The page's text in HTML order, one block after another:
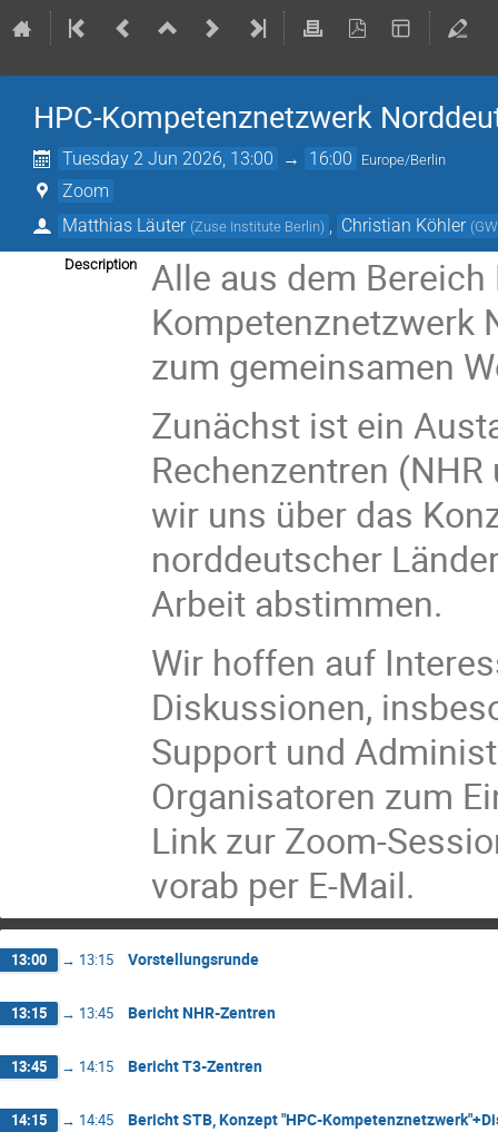
HPC-Kompetenznetzwerk
Tuesday 2 Jun 2026, 13:00 → 16:00 Europe/Berlin
Zoom
Matthias Läuter (Zuse Institute Berlin) Christian Köhler (
Description
Alle aus dem
Kompetenznetzwerk
zum gemeinsamen
Zunächst ist ein
Rechenzentren
wir uns über das
norddeutscher
Arbeit abstimmen.
Wir hoffen auf
Diskussionen,
Support und
Organisatoren zum
Link zur Zoom-
vorab per E-Mail.
13:00 → 13:15 Vorstellungsrunde
13:15 → 13:45 Bericht NHR-Zentren
13:45 → 14:15 Bericht T3-Zentren
14:15 → 14:45 Bericht STB, Konzept "HPC-